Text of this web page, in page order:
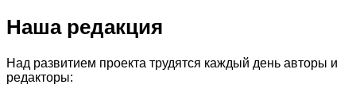
Наша редакция
Над развитием проекта трудятся каждый день авторы и
редакторы: